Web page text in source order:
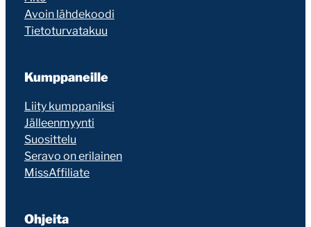
Avoin lähdekoodi
Tietoturvatakuu
Kumppaneille
Liity kumppaniksi
Jälleenmyynti
Suosittelu
Seravo on erilainen
MissAffiliate
Ohjeita